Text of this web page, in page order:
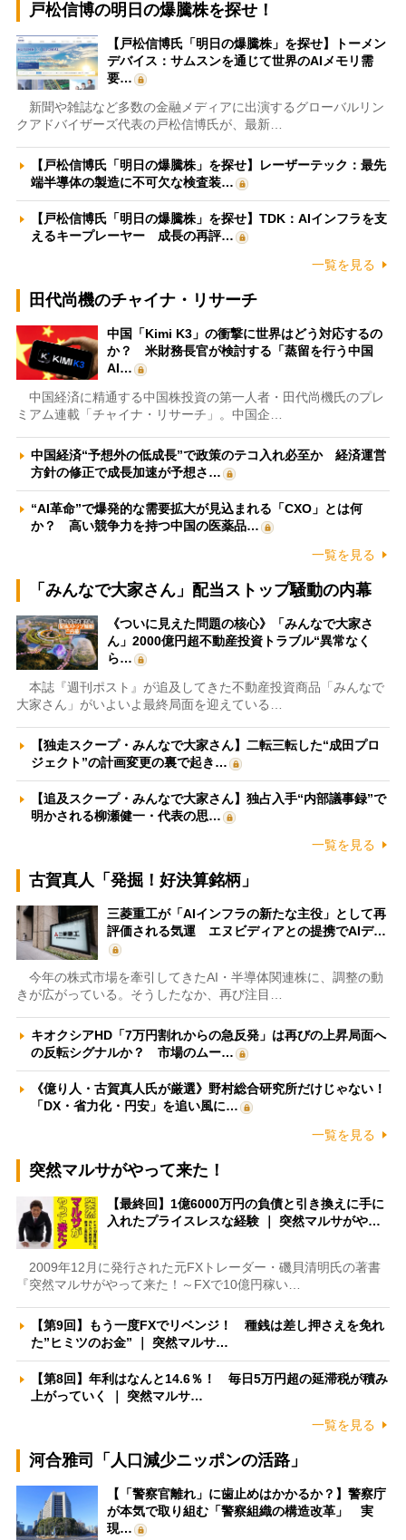
戸松信博の明日の爆騰株を探せ！
【戸松信博氏「明日の爆騰株」を探せ】トーメン
デバイス：サムスンを通じて世界のAIメモリ需
要…
新聞や雑誌など多数の金融メディアに出演するグローバルリン
クアドバイザーズ代表の戸松信博氏が、最新…
【戸松信博氏「明日の爆騰株」を探せ】レーザーテック：最先
端半導体の製造に不可欠な検査装…
【戸松信博氏「明日の爆騰株」を探せ】TDK：AIインフラを支
えるキープレーヤー 成長の再評…
一覧を見る
田代尚機のチャイナ・リサーチ
中国「Kimi K3」の衝撃に世界はどう対応するの
か？ 米財務長官が検討する「蒸留を行う中国
AI…
中国経済に精通する中国株投資の第一人者・田代尚機氏のプレ
ミアム連載「チャイナ・リサーチ」。中国企…
中国経済“予想外の低成長”で政策のテコ入れ必至か 経済運営
方針の修正で成長加速が予想さ…
“AI革命”で爆発的な需要拡大が見込まれる「CXO」とは何
か？ 高い競争力を持つ中国の医薬品…
一覧を見る
「みんなで大家さん」配当ストップ騒動の内幕
《ついに見えた問題の核心》「みんなで大家さ
ん」2000億円超不動産投資トラブル“異常なく
ら…
本誌『週刊ポスト』が追及してきた不動産投資商品「みんなで
大家さん」がいよいよ最終局面を迎えている…
【独走スクープ・みんなで大家さん】二転三転した“成田プロ
ジェクト”の計画変更の裏で起き…
【追及スクープ・みんなで大家さん】独占入手“内部議事録”で
明かされる柳瀬健一・代表の思…
一覧を見る
古賀真人「発掘！好決算銘柄」
三菱重工が「AIインフラの新たな主役」として再
評価される気運 エヌビディアとの提携でAIデ…
今年の株式市場を牽引してきたAI・半導体関連株に、調整の動
きが広がっている。そうしたなか、再び注目…
キオクシアHD「7万円割れからの急反発」は再びの上昇局面へ
の反転シグナルか？ 市場のムー…
《億り人・古賀真人氏が厳選》野村総合研究所だけじゃない！
「DX・省力化・円安」を追い風に…
一覧を見る
突然マルサがやって来た！
【最終回】1億6000万円の負債と引き換えに手に
入れたプライスレスな経験 ｜ 突然マルサがや…
2009年12月に発行された元FXトレーダー・磯貝清明氏の著書
『突然マルサがやって来た！～FXで10億円稼い…
【第9回】もう一度FXでリベンジ！ 種銭は差し押さえを免れ
た”ヒミツのお金” ｜ 突然マルサ…
【第8回】年利はなんと14.6％！ 毎日5万円超の延滞税が積み
上がっていく ｜ 突然マルサ…
一覧を見る
河合雅司「人口減少ニッポンの活路」
【「警察官離れ」に歯止めはかかるか？】警察庁
が本気で取り組む「警察組織の構造改革」 実
現…